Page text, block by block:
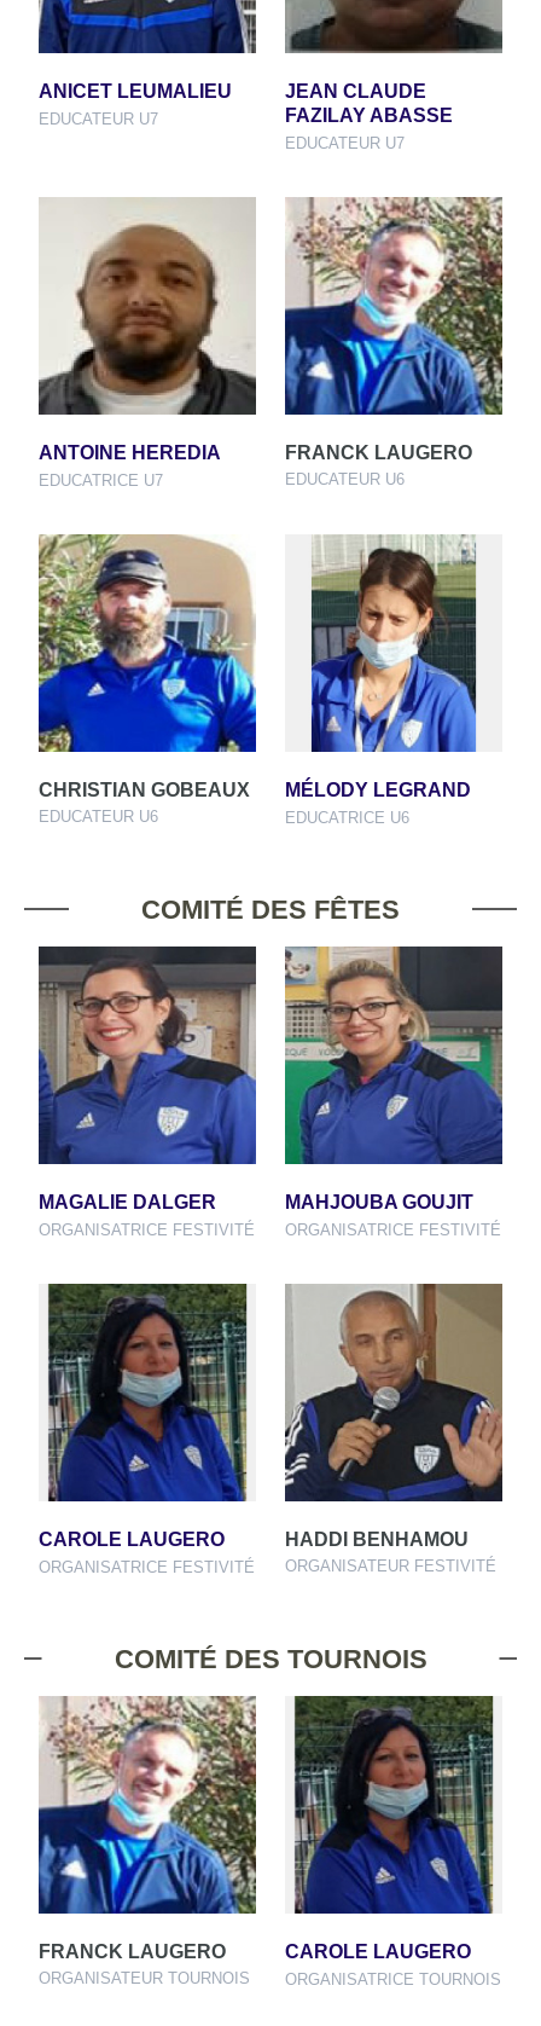
ANICET LEUMALIEU
EDUCATEUR U7
JEAN CLAUDE
FAZILAY ABASSE
EDUCATEUR U7
ANTOINE HEREDIA
EDUCATRICE U7
FRANCK LAUGERO
EDUCATEUR U6
CHRISTIAN GOBEAUX
EDUCATEUR U6
MÉLODY LEGRAND
EDUCATRICE U6
COMITÉ DES FÊTES
MAGALIE DALGER
ORGANISATRICE FESTIVITÉ
MAHJOUBA GOUJIT
ORGANISATRICE FESTIVITÉ
CAROLE LAUGERO
ORGANISATRICE FESTIVITÉ
HADDI BENHAMOU
ORGANISATEUR FESTIVITÉ
COMITÉ DES TOURNOIS
FRANCK LAUGERO
ORGANISATEUR TOURNOIS
CAROLE LAUGERO
ORGANISATRICE TOURNOIS